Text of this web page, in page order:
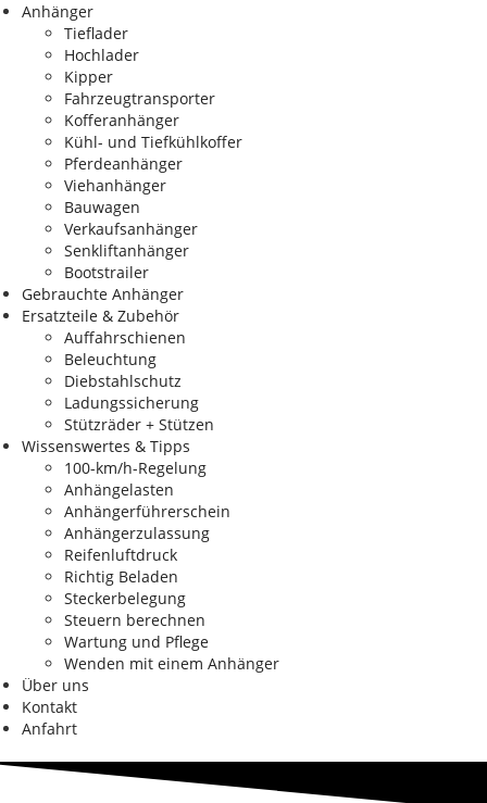
Anhänger
Tieflader
Hochlader
Kipper
Fahrzeugtransporter
Kofferanhänger
Kühl- und Tiefkühlkoffer
Pferdeanhänger
Viehanhänger
Bauwagen
Verkaufsanhänger
Senkliftanhänger
Bootstrailer
Gebrauchte Anhänger
Ersatzteile & Zubehör
Auffahrschienen
Beleuchtung
Diebstahlschutz
Ladungssicherung
Stützräder + Stützen
Wissenswertes & Tipps
100-km/h-Regelung
Anhängelasten
Anhängerführerschein
Anhängerzulassung
Reifenluftdruck
Richtig Beladen
Steckerbelegung
Steuern berechnen
Wartung und Pflege
Wenden mit einem Anhänger
Über uns
Kontakt
Anfahrt